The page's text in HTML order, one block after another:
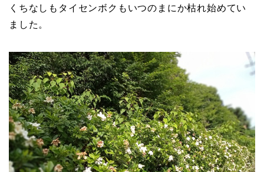
くちなしもタイセンボクもいつのまにか枯れ始めてい
ました。